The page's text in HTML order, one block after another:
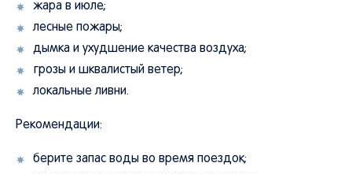
жара в июле;
лесные пожары;
дымка и ухудшение качества воздуха;
грозы и шквалистый ветер;
локальные ливни.
Рекомендации:
берите запас воды во время поездок;